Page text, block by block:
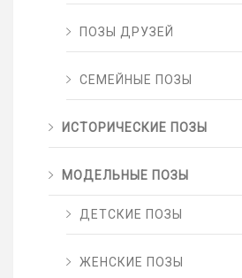
ПОЗЫ ДРУЗЕЙ
СЕМЕЙНЫЕ ПОЗЫ
ИСТОРИЧЕСКИЕ ПОЗЫ
МОДЕЛЬНЫЕ ПОЗЫ
ДЕТСКИЕ ПОЗЫ
ЖЕНСКИЕ ПОЗЫ